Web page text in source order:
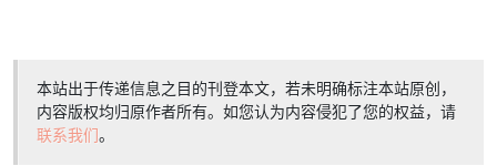
本站出于传递信息之目的刊登本文，若未明确标注本站原创，
内容版权均归原作者所有。如您认为内容侵犯了您的权益，请
联系我们。